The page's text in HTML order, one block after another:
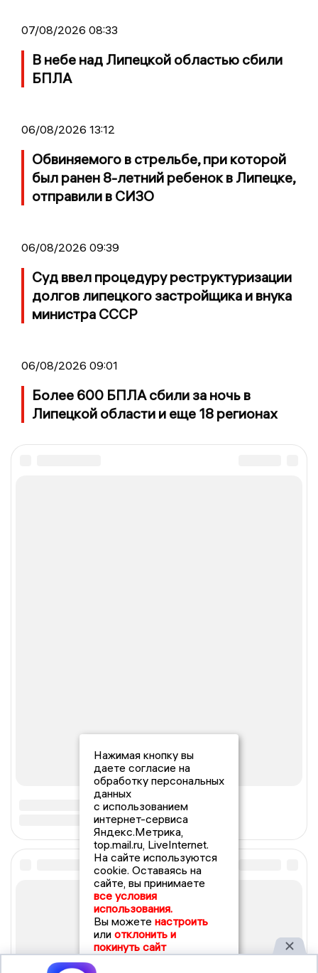
07/08/2026 08:33
В небе над Липецкой областью сбили
БПЛА
06/08/2026 13:12
Обвиняемого в стрельбе, при которой
был ранен 8-летний ребенок в Липецке,
отправили в СИЗО
06/08/2026 09:39
Суд ввел процедуру реструктуризации
долгов липецкого застройщика и внука
министра СССР
06/08/2026 09:01
Более 600 БПЛА сбили за ночь в
Липецкой области и еще 18 регионах
Нажимая кнопку вы
даете согласие на
обработку персональных
данных
с использованием
интернет-сервиса
Яндекс.Метрика,
top.mail.ru, LiveInternet.
На сайте используются
cookie. Оставаясь на
сайте, вы принимаете
все условия
использования.
Вы можете настроить
или отклонить и
покинуть сайт